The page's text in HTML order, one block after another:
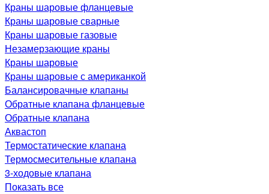
Краны шаровые фланцевые
Краны шаровые сварные
Краны шаровые газовые
Незамерзающие краны
Краны шаровые
Краны шаровые с американкой
Балансировачные клапаны
Обратные клапана фланцевые
Обратные клапана
Аквастоп
Термостатические клапана
Термосмесительные клапана
3-ходовые клапана
Показать все